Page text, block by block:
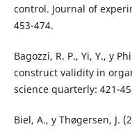
control. Journal of
453-474.
Bagozzi, R. P., Yi, Y., y
construct validity in
science quarterly: 421-
Biel, A., y Thøgersen, J.